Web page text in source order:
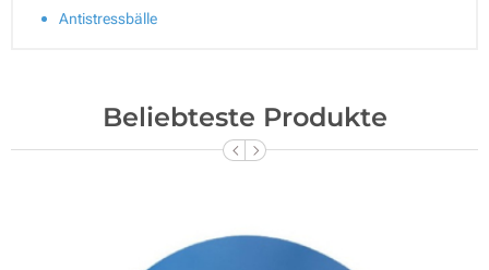
Antistressbälle
Beliebteste Produkte